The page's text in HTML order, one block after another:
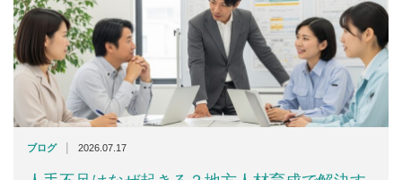
ブログ | 2026.07.17